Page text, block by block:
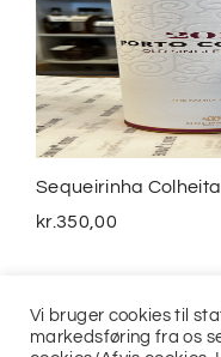
Sequeirinha Colheita
kr.350,00
Vi bruger cookies til
markedsføring fra os